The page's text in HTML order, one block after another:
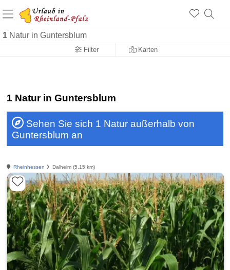
1 Natur in Guntersblum
Filter Karten
+1.500 Unterkünfte in Rheinland-Pfalz
+1.000 Sehenswürdigkeiten
1 Natur in Guntersblum
Sehen Sie sich 1 Natur außerhalb von
Guntersblum an
Rheinhessen Dalheim (5.15 km)